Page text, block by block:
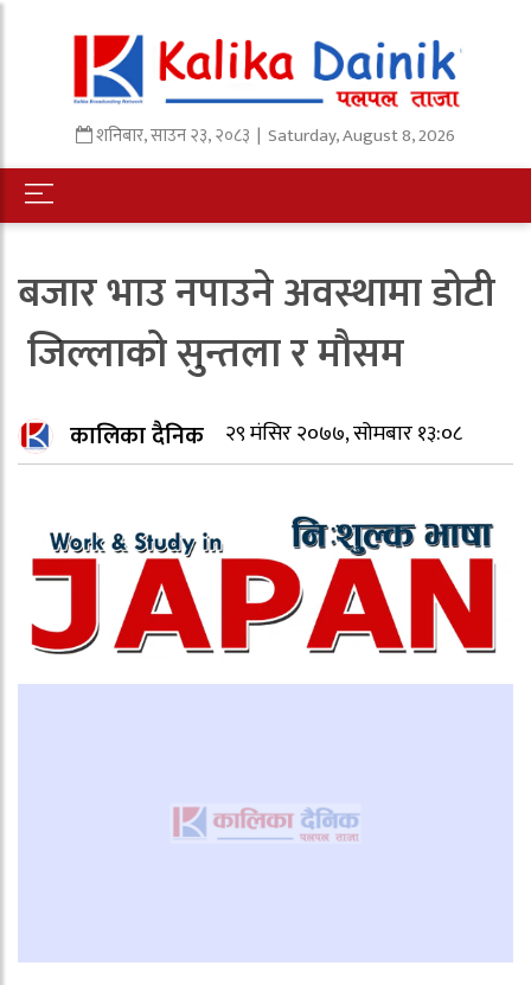
शनिबार,साउन२३,२०८३ | Saturday, August 8, 2026
बजार भाउ नपाउने अवस्थामा डोटी
जिल्लाको सुन्तला र मौसम
कालिका दैनिक २९ मंसिर २०७७, सोमबार १३:०८